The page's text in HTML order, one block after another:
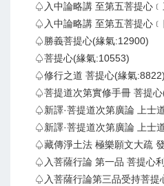
♤入中論略講 至第五菩提心
♤入中論略講 至第五菩提心
♤勝義菩提心(緣氣:12900)
♤菩提心(緣氣:10553)
♤修行之道 菩提心(緣氣:8822)
♤菩提道次第實修手冊 菩提
♤新譯·菩提道次第廣論 上士
♤新譯·菩提道次第廣論 上士
♤藏傳淨土法 極樂願文大疏
♤入菩薩行論 第一品 菩提心
♤入菩薩行論第三品受持菩提